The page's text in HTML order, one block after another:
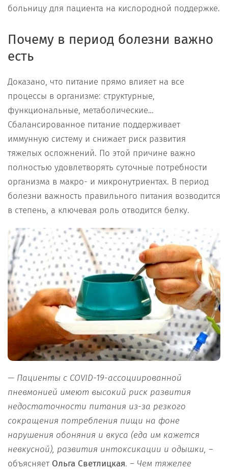
больницу для пациента на кислородной поддержке.
Почему в период болезни важно
есть
Доказано, что питание прямо влияет на все
процессы в организме: структурные,
функциональные, метаболические…
Сбалансированное питание поддерживает
иммунную систему и снижает риск развития
тяжелых осложнений. По этой причине важно
полностью удовлетворять суточные потребности
организма в макро- и микронутриентах. В период
болезни важность правильного питания возводится
в степень, а ключевая роль отводится белку.
— Пациенты с COVID-19-ассоциированной
пневмонией имеют высокий риск развития
недостаточности питания из-за резкого
сокращения потребления пищи на фоне
нарушения обоняния и вкуса (еда им кажется
невкусной), развития интоксикации и одышки, –
объясняет Ольга Светлицкая. – Чем тяжелее